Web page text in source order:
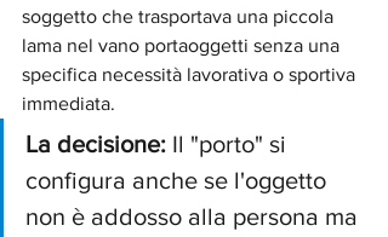
soggetto che trasportava una piccola
lama nel vano portaoggetti senza una
specifica necessità lavorativa o sportiva
immediata.
La decisione: Il "porto" si
configura anche se l'oggetto
non è addosso alla persona ma